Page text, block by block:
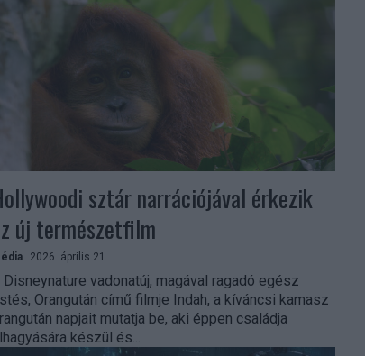
sztár narrációjával érkezik
új természetfilm
2026. április 21.
Disneynature vadonatúj, magával ragadó egész
Orangután című filmje Indah, a kíváncsi kamasz
napjait mutatja be, aki éppen családja
készül és...